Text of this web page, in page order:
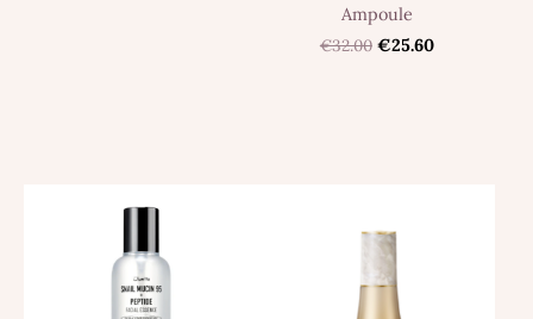
Ampoule
€32.00 €25.60